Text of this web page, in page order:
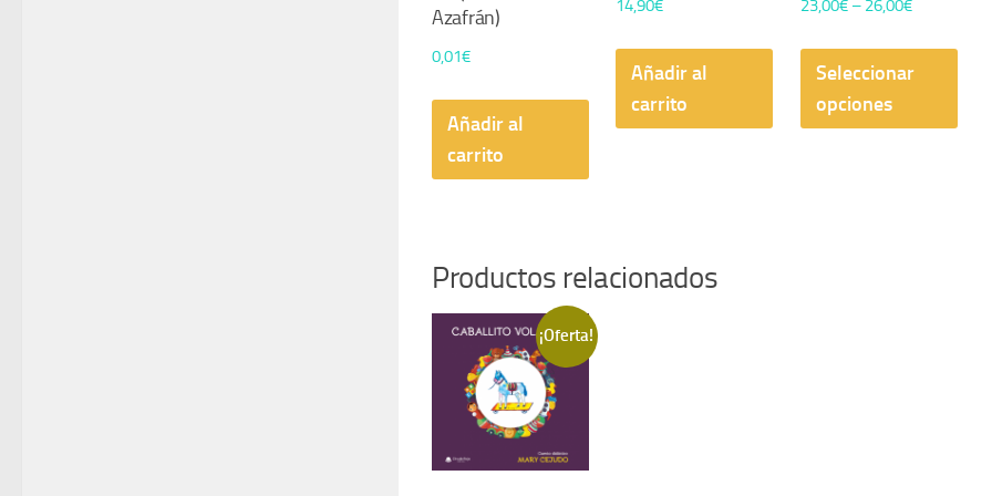
Azafrán)
0,01€
Añadir al
carrito
14,90€
Añadir al
carrito
23,00€– 26,00€
Seleccionar
opciones
Este
Productos relacionados
¡Oferta!